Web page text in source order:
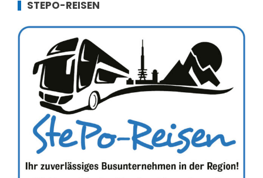
STEPO-REISEN